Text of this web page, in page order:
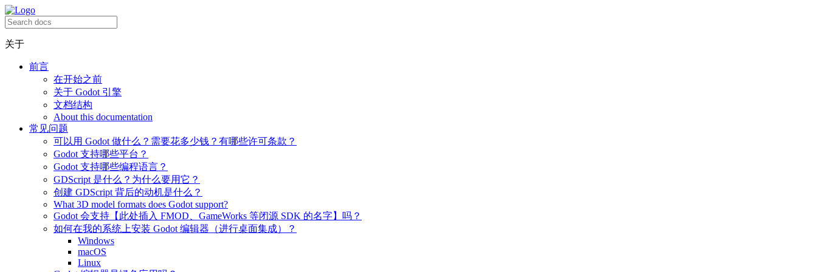
关于
前言
在开始之前
关于 Godot 引擎
文档结构
About this documentation
常见问题
可以用 Godot 做什么？需要花多少钱？有哪些许可条款？
Godot 支持哪些平台？
Godot 支持哪些编程语言？
GDScript 是什么？为什么要用它？
创建 GDScript 背后的动机是什么？
What 3D model formats does Godot support?
Godot 会支持【此处插入 FMOD、GameWorks 等闭源 SDK 的名字】吗？
如何在我的系统上安装 Godot 编辑器（进行桌面集成）？
Windows
macOS
Linux